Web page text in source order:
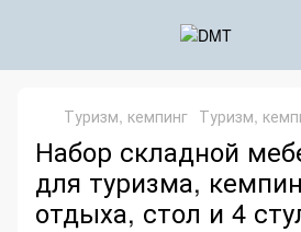
Туризм, кемпинг Туризм,
Набор складной
для туризма,
отдыха, стол и 4